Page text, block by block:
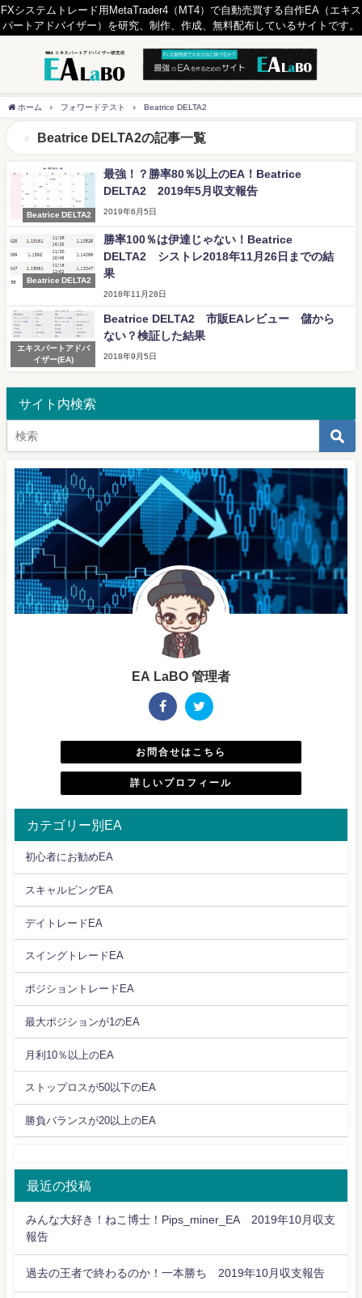
FXシステムトレード用MetaTrader4（MT4）で自動売買する自作EA（エキス
パートアドバイザー）を研究、制作、作成、無料配布しているサイトです。
ホーム フォワードテスト Beatrice DELTA2
Beatrice DELTA2の記事一覧
Beatrice DELTA2
最強！？勝率80％以上のEA！Beatrice
DELTA2 2019年5月収支報告
2019年6月5日
Beatrice DELTA2
勝率100％は伊達じゃない！Beatrice
DELTA2 シストレ2018年11月26日までの結
果
2018年11月28日
エキスパートアドバ
イザー(EA)
Beatrice DELTA2 市販EAレビュー 儲から
ない？検証した結果
2018年9月5日
サイト内検索
EA LaBO 管理者
お問合せはこちら
詳しいプロフィール
カテゴリー別EA
初心者にお勧めEA
スキャルピングEA
デイトレードEA
スイングトレードEA
ポジショントレードEA
最大ポジションが1のEA
月利10％以上のEA
ストップロスが50以下のEA
勝負バランスが20以上のEA
最近の投稿
みんな大好き！ねこ博士！Pips_miner_EA 2019年10月収支
報告
過去の王者で終わるのか！一本勝ち 2019年10月収支報告